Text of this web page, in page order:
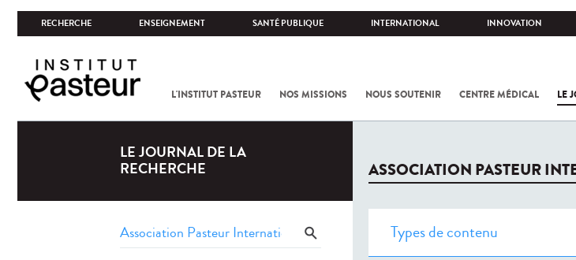
RECHERCHE ENSEIGNEMENT SANTÉ PUBLIQUE INTERNATIONAL INNOVATION
L'INSTITUT PASTEUR NOS MISSIONS NOUS SOUTENIR CENTRE MÉDICAL LE
LE JOURNAL DE LA
RECHERCHE
ASSOCIATION PASTEUR